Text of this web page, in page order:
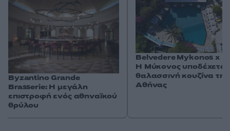
Byzantino Grande
Brasserie: Η μεγάλη
επιστροφή ενός αθηναϊκού
θρύλου
Belvedere Mykonos x
Η Μύκονος υποδέχεται
θαλασσινή κουζίνα της
Αθήνας